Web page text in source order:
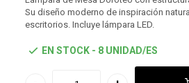
Su diseño moderno de inspiración
escritorios. Incluye lámpara LED.
EN STOCK - 8 UNIDAD/ES